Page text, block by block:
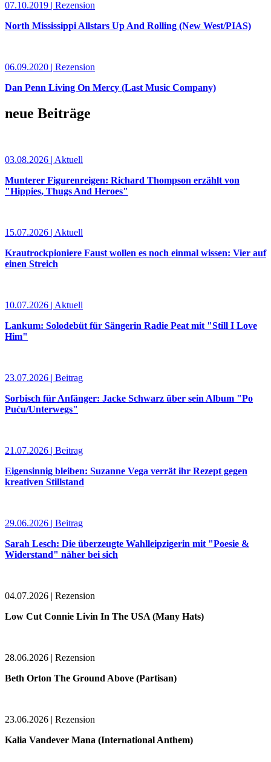
07.10.2019 | Rezension
North Mississippi Allstars Up And Rolling (New West/PIAS)
06.09.2020 | Rezension
Dan Penn Living On Mercy (Last Music Company)
neue Beiträge
03.08.2026 | Aktuell
Munterer Figurenreigen: Richard Thompson erzählt von
"Hippies, Thugs And Heroes"
15.07.2026 | Aktuell
Krautrockpioniere Faust wollen es noch einmal wissen: Vier auf
einen Streich
10.07.2026 | Aktuell
Lankum: Solodebüt für Sängerin Radie Peat mit "Still I Love
Him"
23.07.2026 | Beitrag
Sorbisch für Anfänger: Jacke Schwarz über sein Album "Po
Puću/Unterwegs"
21.07.2026 | Beitrag
Eigensinnig bleiben: Suzanne Vega verrät ihr Rezept gegen
kreativen Stillstand
29.06.2026 | Beitrag
Sarah Lesch: Die überzeugte Wahlleipzigerin mit "Poesie &
Widerstand" näher bei sich
04.07.2026 | Rezension
Low Cut Connie Livin In The USA (Many Hats)
28.06.2026 | Rezension
Beth Orton The Ground Above (Partisan)
23.06.2026 | Rezension
Kalia Vandever Mana (International Anthem)